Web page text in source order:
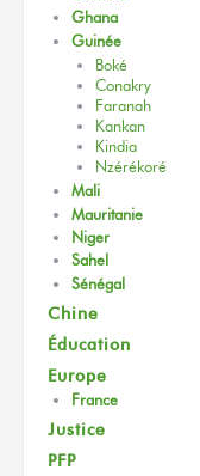
Ghana
Guinée
Boké
Conakry
Faranah
Kankan
Kindia
Nzérékoré
Mali
Mauritanie
Niger
Sahel
Sénégal
Chine
Éducation
Europe
France
Justice
PFP